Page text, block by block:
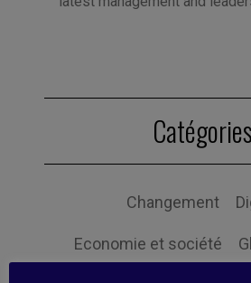
Catégories
Changement
Economie et société